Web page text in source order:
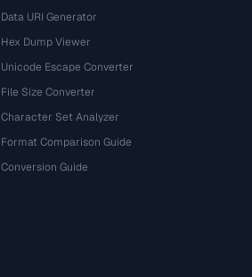
Data URI Generator
Hex Dump Viewer
Unicode Escape Converter
File Size Converter
Character Set Analyzer
Format Comparison Guide
Conversion Guide